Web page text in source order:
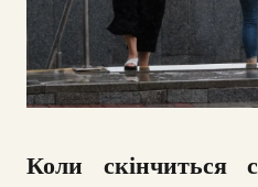
Коли скінчиться